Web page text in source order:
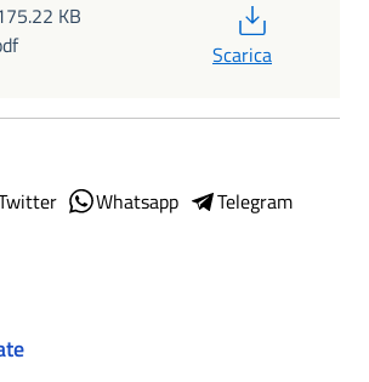
KB
Scarica
Whatsapp
Telegram